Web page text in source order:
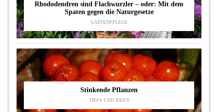
Rhododendren sind Flachwurzler – oder: Mit dem
Spaten gegen die Naturgesetze
GARTENPFLEGE
Stinkende Pflanzen
TIPPS UND IDEEN